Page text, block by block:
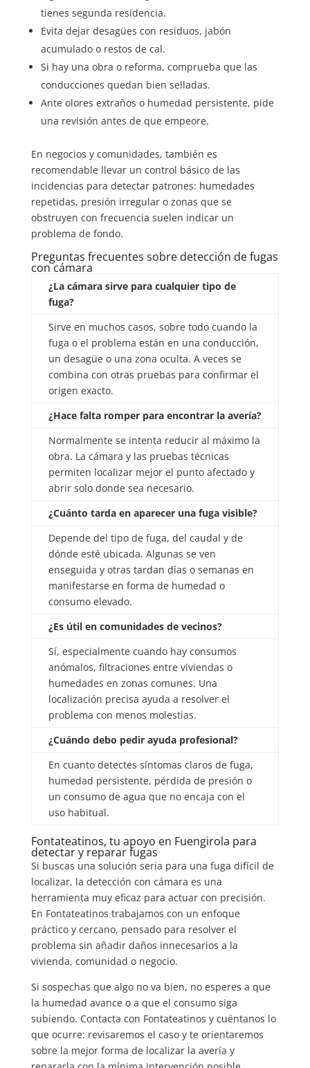
tienes segunda residencia.
Evita dejar desagües con residuos, jabón
acumulado o restos de cal.
Si hay una obra o reforma, comprueba que las
conducciones quedan bien selladas.
Ante olores extraños o humedad persistente, pide
una revisión antes de que empeore.
En negocios y comunidades, también es
recomendable llevar un control básico de las
incidencias para detectar patrones: humedades
repetidas, presión irregular o zonas que se
obstruyen con frecuencia suelen indicar un
problema de fondo.
Preguntas frecuentes sobre detección de fugas
con cámara
¿La cámara sirve para cualquier tipo de
fuga?
Sirve en muchos casos, sobre todo cuando la
fuga o el problema están en una conducción,
un desagüe o una zona oculta. A veces se
combina con otras pruebas para confirmar el
origen exacto.
¿Hace falta romper para encontrar la avería?
Normalmente se intenta reducir al máximo la
obra. La cámara y las pruebas técnicas
permiten localizar mejor el punto afectado y
abrir solo donde sea necesario.
¿Cuánto tarda en aparecer una fuga visible?
Depende del tipo de fuga, del caudal y de
dónde esté ubicada. Algunas se ven
enseguida y otras tardan días o semanas en
manifestarse en forma de humedad o
consumo elevado.
¿Es útil en comunidades de vecinos?
Sí, especialmente cuando hay consumos
anómalos, filtraciones entre viviendas o
humedades en zonas comunes. Una
localización precisa ayuda a resolver el
problema con menos molestias.
¿Cuándo debo pedir ayuda profesional?
En cuanto detectes síntomas claros de fuga,
humedad persistente, pérdida de presión o
un consumo de agua que no encaja con el
uso habitual.
Fontateatinos, tu apoyo en Fuengirola para
detectar y reparar fugas
Si buscas una solución seria para una fuga difícil de
localizar, la detección con cámara es una
herramienta muy eficaz para actuar con precisión.
En Fontateatinos trabajamos con un enfoque
práctico y cercano, pensado para resolver el
problema sin añadir daños innecesarios a la
vivienda, comunidad o negocio.
Si sospechas que algo no va bien, no esperes a que
la humedad avance o a que el consumo siga
subiendo. Contacta con Fontateatinos y cuéntanos lo
que ocurre: revisaremos el caso y te orientaremos
sobre la mejor forma de localizar la avería y